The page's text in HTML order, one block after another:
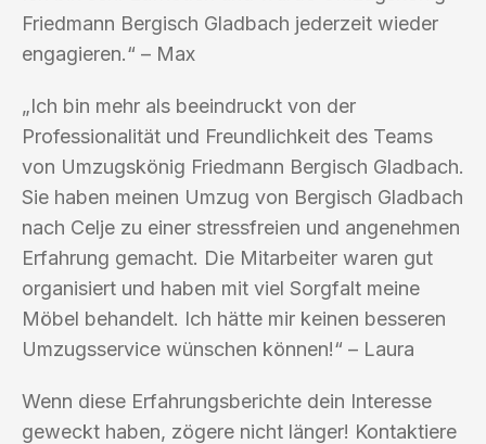
Friedmann Bergisch Gladbach jederzeit wieder
engagieren.“ – Max
„Ich bin mehr als beeindruckt von der
Professionalität und Freundlichkeit des Teams
von Umzugskönig Friedmann Bergisch Gladbach.
Sie haben meinen Umzug von Bergisch Gladbach
nach Celje zu einer stressfreien und angenehmen
Erfahrung gemacht. Die Mitarbeiter waren gut
organisiert und haben mit viel Sorgfalt meine
Möbel behandelt. Ich hätte mir keinen besseren
Umzugsservice wünschen können!“ – Laura
Wenn diese Erfahrungsberichte dein Interesse
geweckt haben, zögere nicht länger! Kontaktiere